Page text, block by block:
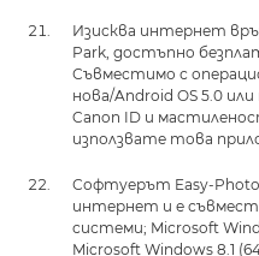
Изисква интернет
Park, достъпно
Съвместимо с
нова/Android OS 5.0
Canon ID и
използвате това
Софтуерът Easy-
интернет и е
системи; Microsoft
Microsoft Windows 8.1